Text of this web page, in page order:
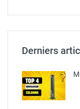
Derniers